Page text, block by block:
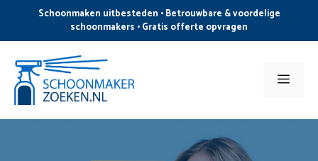
de
inhoud
Schoonmaken uitbesteden • Betrouwbare & voordelige
schoonmakers • Gratis offerte opvragen
Menu